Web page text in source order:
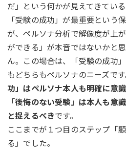
だ」という何かが見えてきている
「受験の成功」が最重要という
が、ペルソナ分析で解像度が上
ができる」が本音ではないかと
ん。この場合は、「受験の成功
もどちらもペルソナのニーズです
功」はペルソナ本人も明確に意
「後悔のない受験」は本人も意
と捉えるべきです。
ここまでが１つ目のステップ「
る」でした。